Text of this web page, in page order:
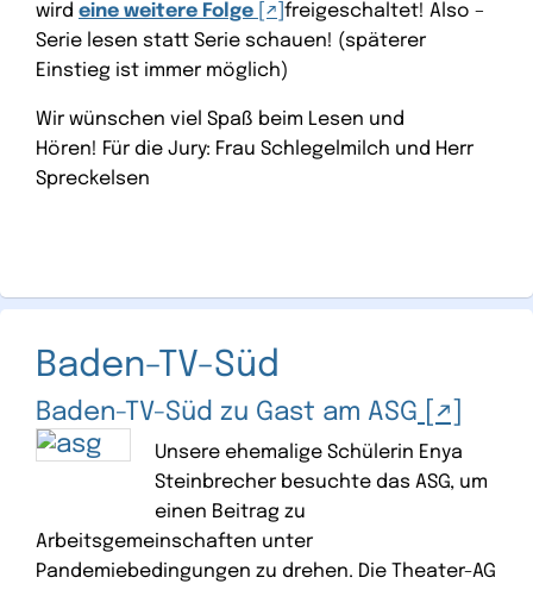
wird eine weitere Folge
freigeschaltet! Also –
Serie lesen statt Serie schauen! (späterer
Einstieg ist immer möglich)
Wir wünschen viel Spaß beim Lesen und
Hören! Für die Jury: Frau Schlegelmilch und Herr
Spreckelsen
Baden-TV-Süd
Baden-TV-Süd zu Gast am ASG
Unsere ehemalige Schülerin Enya
Steinbrecher besuchte das ASG, um
einen Beitrag zu
Arbeitsgemeinschaften unter
Pandemiebedingungen zu drehen. Die Theater-AG